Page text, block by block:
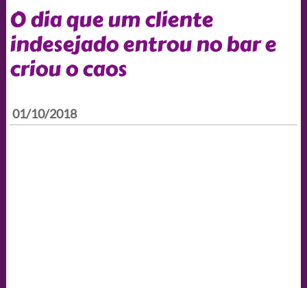
O dia que um cliente
indesejado entrou no bar e
criou o caos
01/10/2018